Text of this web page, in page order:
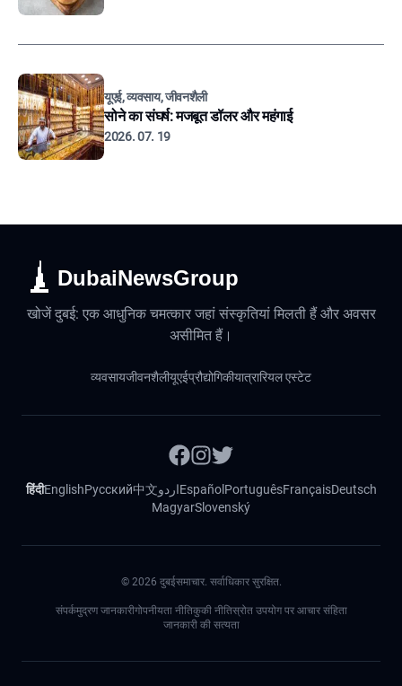
यूएई, व्यवसाय, जीवनशैली
सोने का संघर्ष: मजबूत डॉलर और महंगाई
2026. 07. 19
DubaiNewsGroup
खोजें दुबई: एक आधुनिक चमत्कार जहां संस्कृतियां मिलती हैं और अवसर
असीमित हैं।
व्यवसायजीवनशैलीयूएईप्रौद्योगिकीयात्रारियल एस्टेट
हिंदीEnglishРусский中文اردوEspañol PortuguêsFrançaisDeutsch
MagyarSlovenský
© 2026 दुबईसमाचार. सर्वाधिकार सुरक्षित.
संपर्कमुद्रण जानकारीगोपनीयता नीतिकुकी नीतिस्रोत उपयोग पर आचार संहिता
जानकारी की सत्यता